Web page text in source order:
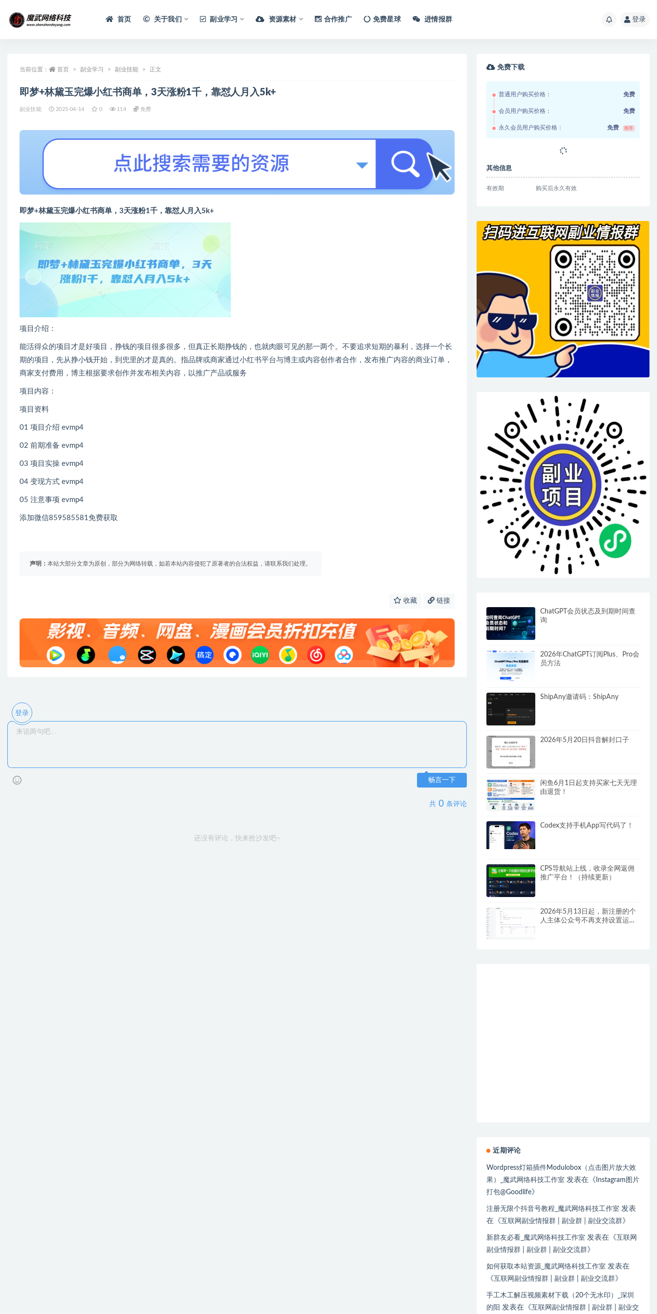
首页 关于我们 副业学习 资源素材 合作推广 免费星球 进情报群 登录
当前位置： 首页 副业学习 副业技能 正文
即梦+林黛玉完爆小红书商单，3天涨粉1千，靠怼人月入5k+
副业技能 2025-04-14 0 114 免费
即梦+林黛玉完爆小红书商单，3天涨粉1千，靠怼人月入5k+
项目介绍：
能活得众的项目才是好项目，挣钱的项目很多很多，但真正长期挣钱的，也就肉眼可见的那一两个。不要追求短期的暴利，选择一个长
期的项目，先从挣小钱开始，到兜里的才是真的。指品牌或商家通过小红书平台与博主或内容创作者合作，发布推广内容的商业订单，
商家支付费用，博主根据要求创作并发布相关内容，以推广产品或服务
项目内容：
项目资料
01 项目介绍 evmp4
02 前期准备 evmp4
03 项目实操 evmp4
04 变现方式 evmp4
05 注意事项 evmp4
添加微信859585581免费获取
声明： 本站大部分文章为原创，部分为网络转载，如若本站内容侵犯了原著者的合法权益，请联系我们处理。
收藏 链接
登录
畅言一下
共 0 条评论
还没有评论，快来抢沙发吧~
免费下载
普通用户购买价格： 免费
会员用户购买价格： 免费
永久会员用户购买价格： 免费 推荐
其他信息
有效期 购买后永久有效
ChatGPT会员状态及到期时间查
询
2026年ChatGPT订阅Plus、Pro会
员方法
ShipAny邀请码：ShipAny
2026年5月20日抖音解封口子
闲鱼6月1日起支持买家七天无理
由退货！
Codex支持手机App写代码了！
CPS导航站上线，收录全网返佣
推广平台！（持续更新）
2026年5月13日起，新注册的个
人主体公众号不再支持设置运营
近期评论
Wordpress灯箱插件Modulobox（点击图片放大效
果）_魔武网络科技工作室 发表在《 Instagram图片
打包@Goodlife》
注册无限个抖音号教程_魔武网络科技工作室 发表
在《互联网副业情报群 | 副业群 | 副业交流群》
新群友必看_魔武网络科技工作室 发表在《互联网
副业情报群 | 副业群 | 副业交流群》
如何获取本站资源_魔武网络科技工作室 发表在
《互联网副业情报群 | 副业群 | 副业交流群》
手工木工解压视频素材下载（20个无水印）_深圳
的阳 发表在《互联网副业情报群 | 副业群 | 副业交